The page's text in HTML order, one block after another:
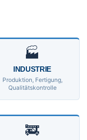
🏭
INDUSTRIE
Produktion, Fertigung,
Qualitätskontrolle
🚒